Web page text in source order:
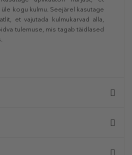
kogu kulmu. Seejärel kasutage
et vajutada kulmukarvad alla,
tulemuse, mis tagab täidlased